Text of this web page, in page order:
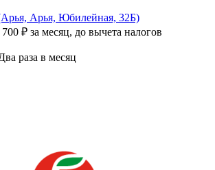
Арья, Юбилейная, 32Б)
700 ₽ за месяц, до вычета налогов
раза в месяц